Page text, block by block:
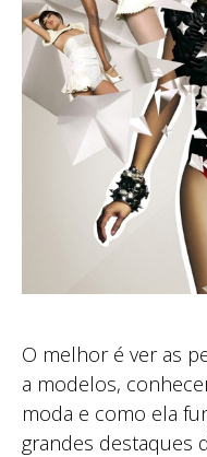
O melhor é ver as
a modelos,
moda e como ela
grandes destaques